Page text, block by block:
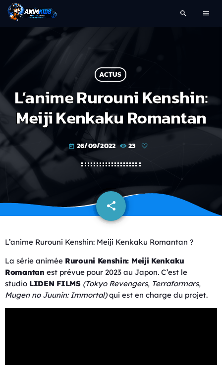
search menu
ACTUS
L’anime Rurouni Kenshin:
Meiji Kenkaku Romantan
today 26/09/2022 23
share
email
L’anime Rurouni Kenshin: Meiji Kenkaku Romantan ?
La série animée Rurouni Kenshin: Meiji Kenkaku
Romantan est prévue pour 2023 au Japon. C’est le
studio LIDEN FILMS (Tokyo Revengers, Terraformars,
Mugen no Juunin: Immortal)qui est en charge du projet.